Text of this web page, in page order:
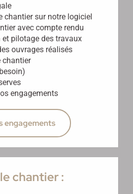
chantier sur notre logiciel
avec compte rendu
et pilotage des travaux
ouvrages réalisés
chantier
engagements
engagements
chantier :